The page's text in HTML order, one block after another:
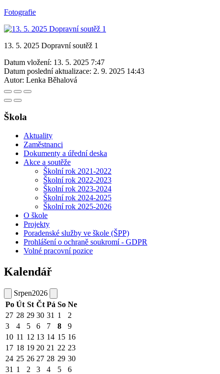
Fotografie
13. 5. 2025 Dopravní soutěž 1
Datum vložení: 13. 5. 2025 7:47
Datum poslední aktualizace: 2. 9. 2025 14:43
Autor: Lenka Běhalová
Škola
Aktuality
Zaměstnanci
Dokumenty a úřední deska
Akce a soutěže
Školní rok 2021-2022
Školní rok 2022-2023
Školní rok 2023-2024
Školní rok 2024-2025
Školní rok 2025-2026
O škole
Projekty
Poradenské služby ve škole (ŠPP)
Prohlášení o ochraně soukromí - GDPR
Volné pracovní pozice
Kalendář
Srpen2026
Po Út St Čt Pá So Ne
27 28 29 30 31 1
2
3
4 5 6 7 8
9
10 11 12 13 14 15 16
17 18 19 20 21 22 23
24 25 26 27 28 29 30
31 1 2 3 4 5 6